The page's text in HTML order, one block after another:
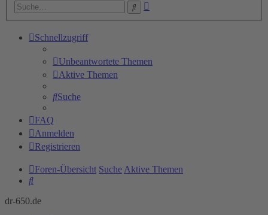
Suche
Schnellzugriff
Unbeantwortete Themen
Aktive Themen
Suche
FAQ
Anmelden
Registrieren
Foren-Übersicht Suche Aktive Themen
Suche
dr-650.de